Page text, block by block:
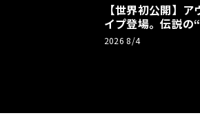
【世界初公開】
イプ登場。伝説の
リーBEVとして復
2026 8/4